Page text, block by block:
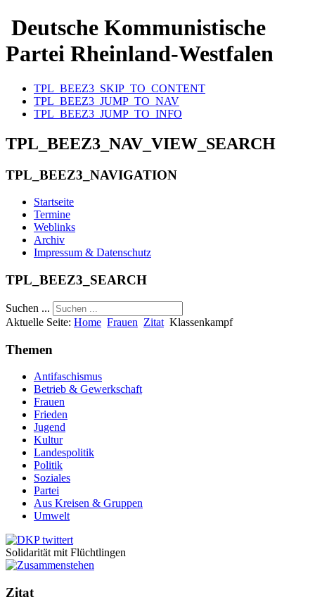
Deutsche Kommunistische
Partei Rheinland-Westfalen
TPL_BEEZ3_SKIP_TO_CONTENT
TPL_BEEZ3_JUMP_TO_NAV
TPL_BEEZ3_JUMP_TO_INFO
TPL_BEEZ3_NAV_VIEW_SEARCH
TPL_BEEZ3_NAVIGATION
Startseite
Termine
Weblinks
Archiv
Impressum & Datenschutz
TPL_BEEZ3_SEARCH
Suchen ...
Aktuelle Seite: Home Frauen Zitat Klassenkampf
Themen
Antifaschismus
Betrieb & Gewerkschaft
Frauen
Frieden
Jugend
Kultur
Landespolitik
Politik
Soziales
Partei
Aus Kreisen & Gruppen
Umwelt
Solidarität mit Flüchtlingen
Zitat